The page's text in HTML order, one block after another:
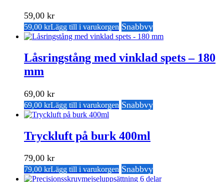
59,00 kr
59,00 krLägg till i varukorgen Snabbvy
Låsringstång med vinklad spets – 180
mm
69,00 kr
69,00 krLägg till i varukorgen Snabbvy
Tryckluft på burk 400ml
79,00 kr
79,00 krLägg till i varukorgen Snabbvy